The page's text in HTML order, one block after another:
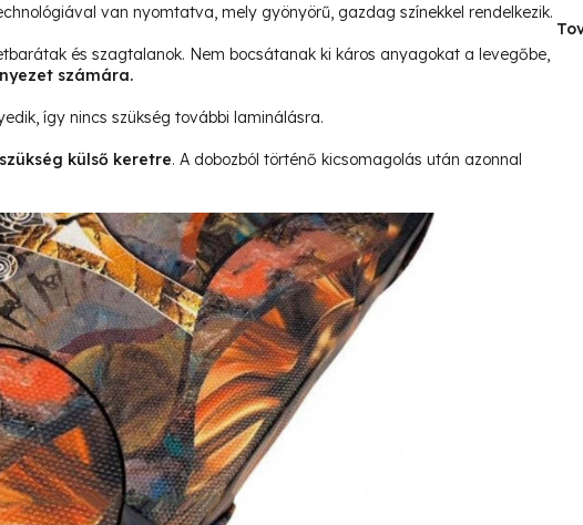
van nyomtatva, mely gyönyörű, gazdag színekkel rendelkezik.
és szagtalanok. Nem bocsátanak ki káros anyagokat a levegőbe,
számára.
így nincs szükség további laminálásra.
külső keretre. A dobozból történő kicsomagolás után azonnal